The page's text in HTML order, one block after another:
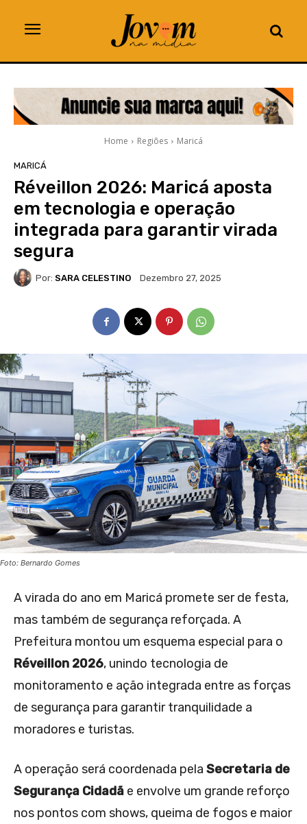
Home Regiões Maricá
MARICÁ
Réveillon 2026: Maricá aposta
em tecnologia e operação
integrada para garantir virada
segura
Por: SARA CELESTINO Dezembro 27, 2025
Foto: Bernardo Gomes
A virada do ano em Maricá promete ser de festa,
mas também de segurança reforçada. A
Prefeitura montou um esquema especial para o
Réveillon 2026, unindo tecnologia de
monitoramento e ação integrada entre as forças
de segurança para garantir tranquilidade a
moradores e turistas.
A operação será coordenada pela Secretaria de
Segurança Cidadã e envolve um grande reforço
nos pontos com shows, queima de fogos e maior